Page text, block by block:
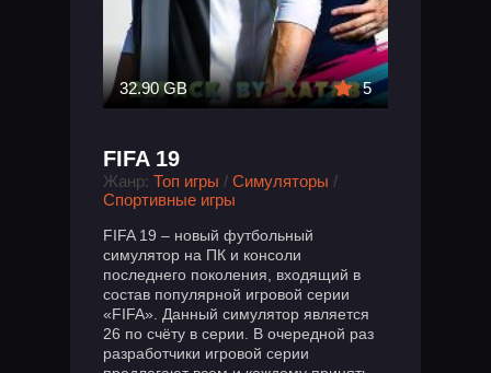
32.90 GB 5
FIFA 19
Жанр: Топ игры / Симуляторы /
Спортивные игры
FIFA 19 – новый футбольный
симулятор на ПК и консоли
последнего поколения, входящий в
состав популярной игровой серии
«FIFA». Данный симулятор является
26 по счёту в серии. В очередной раз
разработчики игровой серии